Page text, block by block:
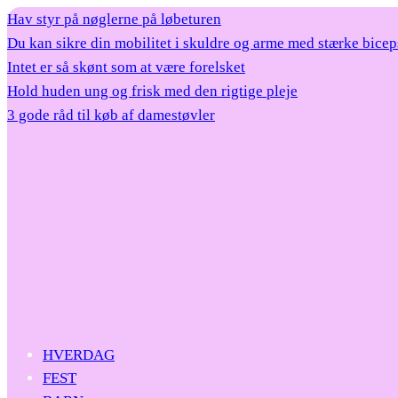
Hav styr på nøglerne på løbeturen
Du kan sikre din mobilitet i skuldre og arme med stærke
Intet er så skønt som at være forelsket
Hold huden ung og frisk med den rigtige pleje
3 gode råd til køb af damestøvler
HVERDAG
FEST